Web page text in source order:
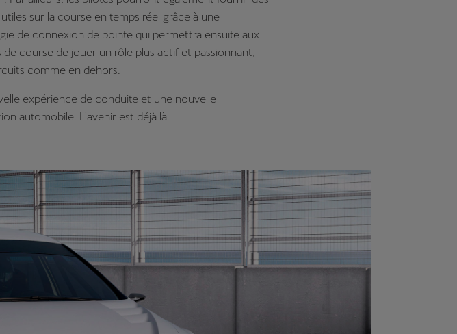
sur la course en temps réel grâce à une
de connexion de pointe qui permettra ensuite aux
de course de jouer un rôle plus actif et passionnant,
comme en dehors.
expérience de conduite et une nouvelle
automobile. L'avenir est déjà là.